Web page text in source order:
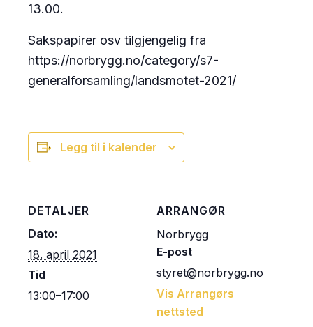
13.00.
Sakspapirer osv tilgjengelig fra
https://norbrygg.no/category/s7-
generalforsamling/landsmotet-2021/
Legg til i kalender
DETALJER
Dato:
18. april 2021
Tid
13:00–17:00
ARRANGØR
Norbrygg
E-post
styret@norbrygg.no
Vis Arrangørs
nettsted